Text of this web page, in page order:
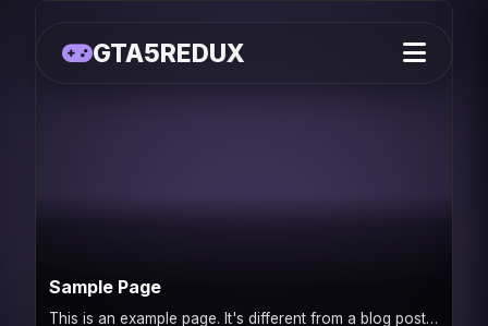
GTA5REDUX
Sample Page
This is an example page. It's different from a blog post